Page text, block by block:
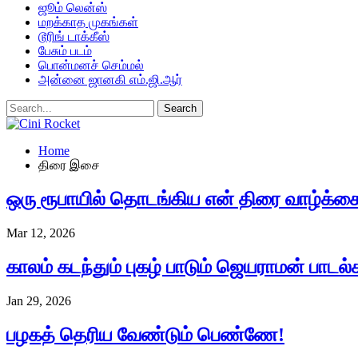
ஜூம் லென்ஸ்
மறக்காத முகங்கள்
டூரிங் டாக்கீஸ்
பேசும் படம்
பொன்மனச் செம்மல்
அன்னை ஜானகி எம்.ஜி.ஆர்
Home
திரை இசை
ஒரு ரூபாயில் தொடங்கிய என் திரை
Mar 12, 2026
காலம் கடந்தும் புகழ் பாடும் ஜெயராமன்
Jan 29, 2026
பழகத் தெரிய வேண்டும் பெண்ணே!